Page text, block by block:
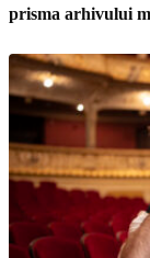
prisma arhivului